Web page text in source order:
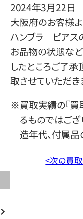
2024年3月22日
大阪府のお客様
ハンブラ ピアス
お品物の状態など
したところご了
取させていただき
※買取実績の『買
るものではござ
造年代、付属品
<次の買